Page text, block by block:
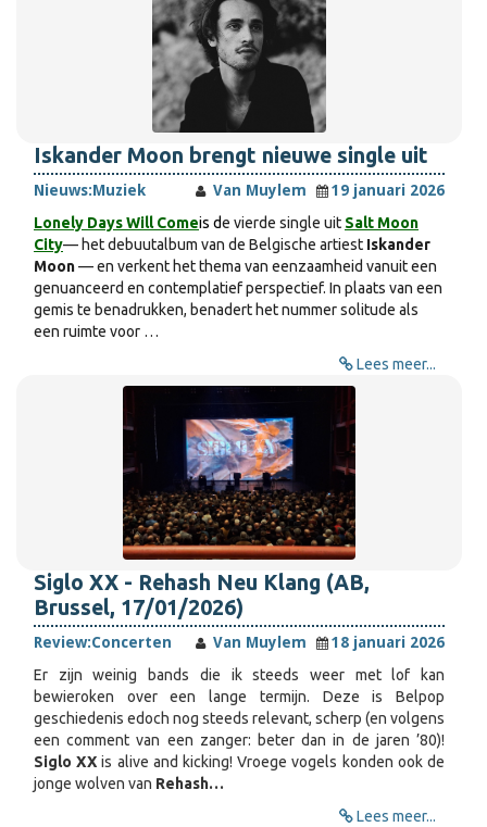
Iskander Moon brengt nieuwe single uit
Nieuws:Muziek Van Muylem
19 januari 2026
Lonely Days Will Comeis de vierde single uit Salt Moon
City— het debuutalbum van de Belgische artiest Iskander
Moon— en verkent het thema van eenzaamheid vanuit een
genuanceerd en contemplatief perspectief. In plaats van een
gemis te benadrukken, benadert het nummer solitude als
een ruimte voor …
Lees meer...
Siglo XX - Rehash Neu Klang (AB,
Brussel, 17/01/2026)
Review:Concerten Van Muylem
18 januari 2026
Er zijn weinig bands die ik steeds weer met lof kan
bewieroken over een lange termijn. Deze is Belpop
geschiedenis edoch nog steeds relevant, scherp (en volgens
een comment van een zanger: beter dan in de jaren ’80)!
Siglo XX is alive and kicking! Vroege vogels konden ook de
jonge wolven van Rehash…
Lees meer...